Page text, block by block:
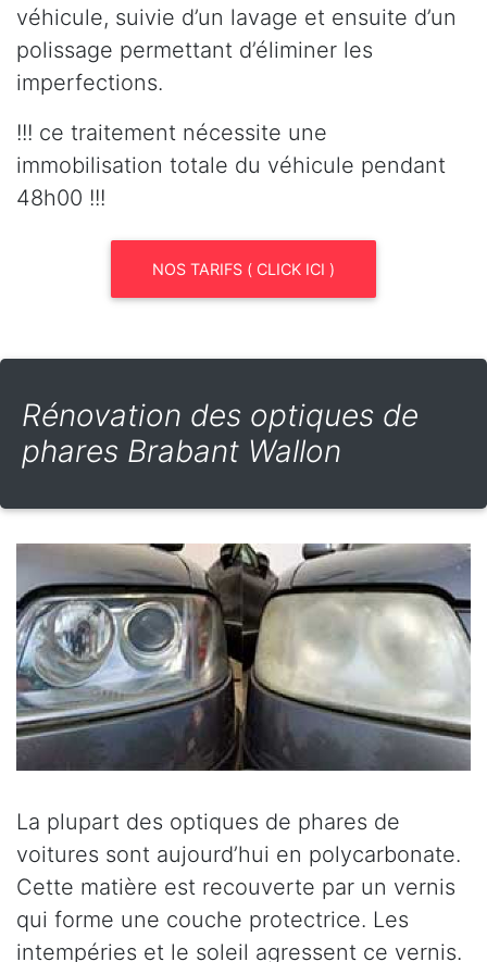
véhicule, suivie d’un lavage et ensuite d’un
polissage permettant d’éliminer les
imperfections.
!!! ce traitement nécessite une
immobilisation totale du véhicule pendant
48h00 !!!
NOS TARIFS ( CLICK ICI )
Rénovation des optiques de
phares Brabant Wallon
La plupart des optiques de phares de
voitures sont aujourd’hui en polycarbonate.
Cette matière est recouverte par un vernis
qui forme une couche protectrice. Les
intempéries et le soleil agressent ce vernis.